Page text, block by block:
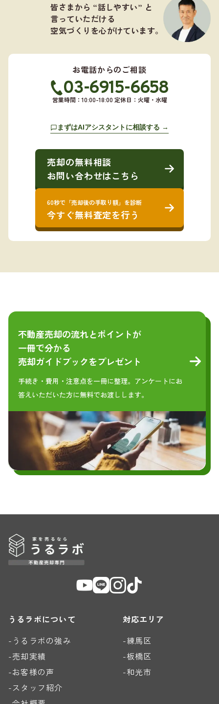
皆さまから “話しやすい” と
言っていただける
空気づくりを心がけています。
お電話からのご相談
03-6915-6658
営業時間：10:00-18:00 定休日：火曜・水曜
まずはAIアシスタントに相談する →
売却の無料相談
お問い合わせはこちら
60秒で「売却後の手取り額」を診断
今すぐ無料査定を行う
不動産売却の流れとポイントが
一冊で分かる
売却ガイドブックをプレゼント
手続き・費用・注意点を一冊に整理。アンケートにお
答えいただいた方に無料でお渡しします。
うるラボについて
-うるラボの強み
-売却実績
-お客様の声
-スタッフ紹介
対応エリア
-練馬区
-板橋区
-和光市